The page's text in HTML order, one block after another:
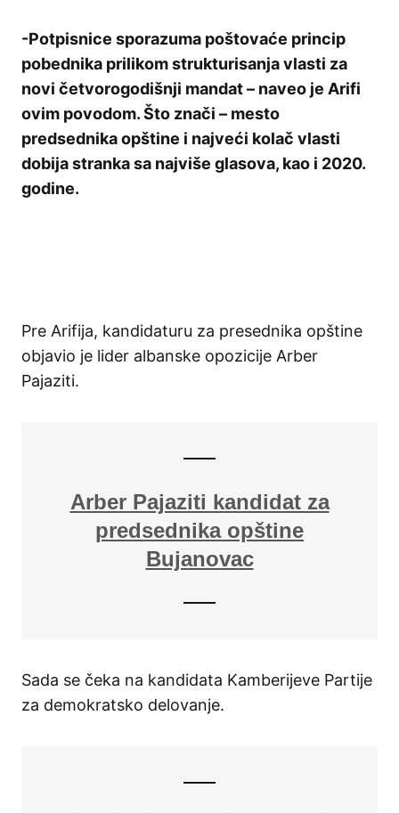
-Potpisnice sporazuma poštovaće princip
pobednika prilikom strukturisanja vlasti za
novi četvorogodišnji mandat – naveo je Arifi
ovim povodom. Što znači – mesto
predsednika opštine i najveći kolač vlasti
dobija stranka sa najviše glasova, kao i 2020.
godine.
Pre Arifija, kandidaturu za presednika opštine
objavio je lider albanske opozicije Arber
Pajaziti.
Arber Pajaziti kandidat za
predsednika opštine
Bujanovac
Sada se čeka na kandidata Kamberijeve Partije
za demokratsko delovanje.